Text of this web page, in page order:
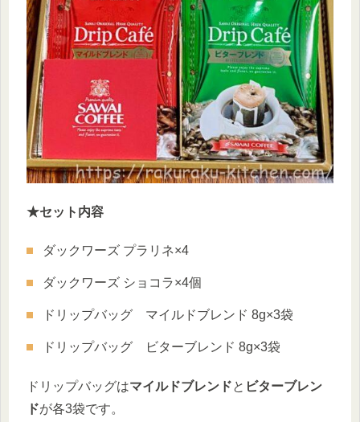
★セット内容
ダックワーズ プラリネ×4
ダックワーズ ショコラ×4個
ドリップバッグ マイルドブレンド 8g×3袋
ドリップバッグ ビターブレンド 8g×3袋
ドリップバッグはマイルドブレンドと ビターブレン
ドが各3袋です。